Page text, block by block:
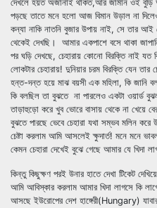
দেখলে হয়ত অজানাই থাকত,আর জার্মান ওই
পড়ছে তাতে মনে হলো আজ বিমান উড়াল না
কন্যা নাকি নাতনি বুজার উপায় নাই, সে তার
থেকেই দেখছি। আমার একপাশে বসে থাকা
পর ঘড়ি দেখছে, চেহারায় কোনো বিরক্তি নাই যত
লোকটার চেহারায়! দুনিয়ার চরম বিরক্তি যেন
হন্ত-দন্ত হয়ে মাঝ বয়সী এক মহিলা, কি জানি
কি বলছিল তা বুঝতে না পারলেও একটা ওয়ার্ড
তাড়াহুড়ো করে খুব ভোরে বাসায় থেকে না খেয়ে
বুঝতে পারছে ভেবে চেহারা যথা সম্ভব মলিন করে
চেষ্টা করলাম আমি আসলেই ক্ষুদার্ত! মনে মনে
কেমন চেহারা দেখেই বুঝে গেছে আমার যে খিদা
কিন্তু কিছুক্ষণ পরই উনার হাতে দেখা টিকেট
আমি আবিস্কার করলাম আমার খিদা লাগসে কি
আসছে ইউরোপের দেশ হাঙ্গেরী(Hungary)